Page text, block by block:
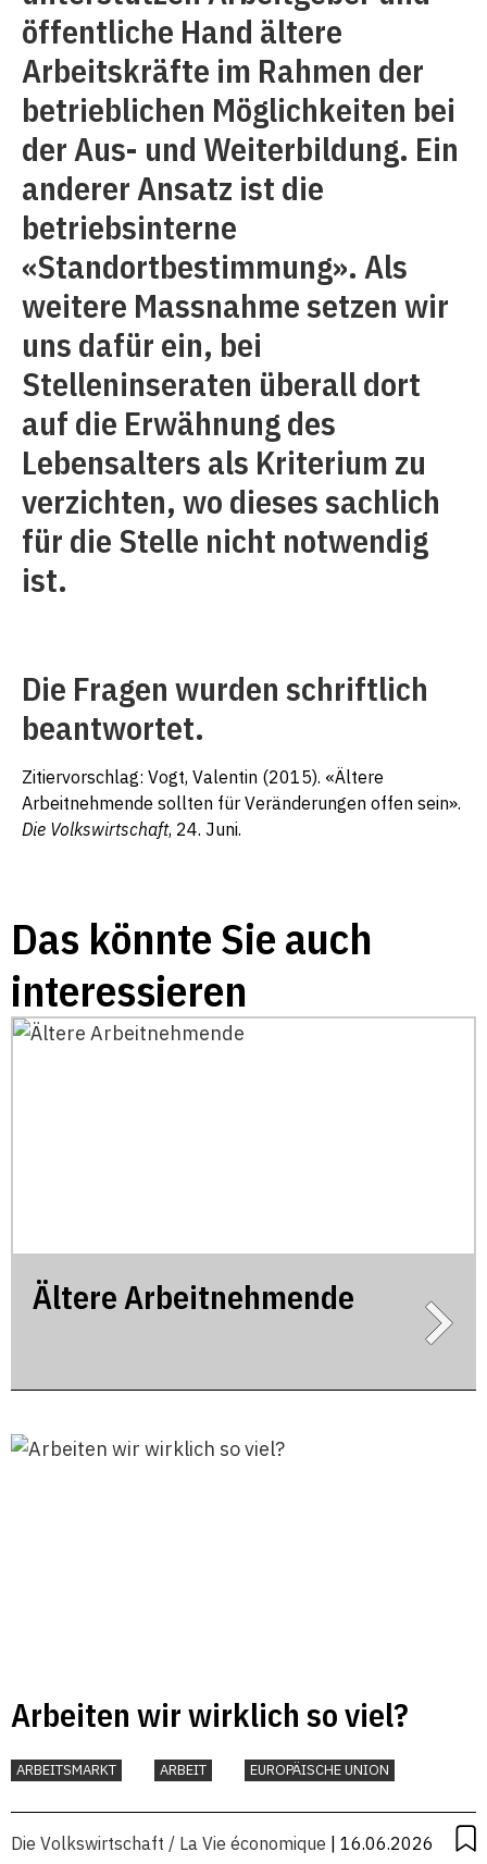
öffentliche Hand ältere
Arbeitskräfte im Rahmen der
betrieblichen Möglichkeiten bei
der Aus- und Weiterbildung. Ein
anderer Ansatz ist die
betriebsinterne
«Standortbestimmung». Als
weitere Massnahme setzen wir
uns dafür ein, bei
Stelleninseraten überall dort
auf die Erwähnung des
Lebensalters als Kriterium zu
verzichten, wo dieses sachlich
für die Stelle nicht notwendig
ist.
Die Fragen wurden schriftlich
beantwortet.
Zitiervorschlag: Vogt, Valentin (2015). «Ältere
Arbeitnehmende sollten für Veränderungen offen sein».
Die Volkswirtschaft, 24. Juni.
Das könnte Sie auch
interessieren
Ältere Arbeitnehmende
Arbeiten wir wirklich so viel?
ARBEITSMARKT ARBEIT EUROPÄISCHE UNION
Die Volkswirtschaft / La Vie économique | 16.06.2026